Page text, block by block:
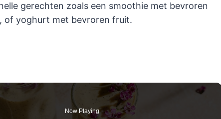
gerechten zoals een smoothie met bevroren
of yoghurt met bevroren fruit.
Now Playing